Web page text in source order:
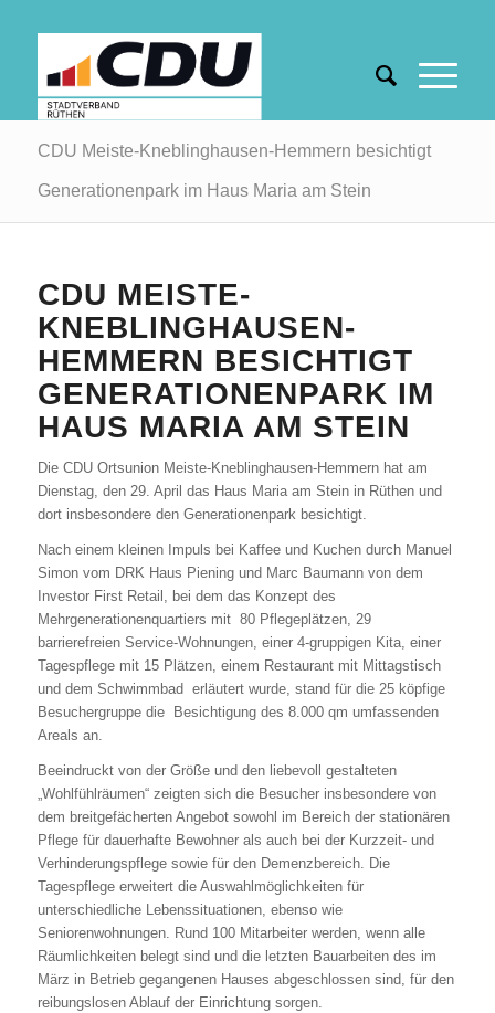
CDU Meiste-Kneblinghausen-Hemmern besichtigt
Generationenpark im Haus Maria am Stein
CDU MEISTE-
KNEBLINGHAUSEN-
HEMMERN BESICHTIGT
GENERATIONENPARK IM
HAUS MARIA AM STEIN
Die CDU Ortsunion Meiste-Kneblinghausen-Hemmern hat am
Dienstag, den 29. April das Haus Maria am Stein in Rüthen und
dort insbesondere den Generationenpark besichtigt.
Nach einem kleinen Impuls bei Kaffee und Kuchen durch Manuel
Simon vom DRK Haus Piening und Marc Baumann von dem
Investor First Retail, bei dem das Konzept des
Mehrgenerationenquartiers mit 80 Pflegeplätzen, 29
barrierefreien Service-Wohnungen, einer 4-gruppigen Kita, einer
Tagespflege mit 15 Plätzen, einem Restaurant mit Mittagstisch
und dem Schwimmbad erläutert wurde, stand für die 25 köpfige
Besuchergruppe die Besichtigung des 8.000 qm umfassenden
Areals an.
Beeindruckt von der Größe und den liebevoll gestalteten
„Wohlfühlräumen“ zeigten sich die Besucher insbesondere von
dem breitgefächerten Angebot sowohl im Bereich der stationären
Pflege für dauerhafte Bewohner als auch bei der Kurzzeit- und
Verhinderungspflege sowie für den Demenzbereich. Die
Tagespflege erweitert die Auswahlmöglichkeiten für
unterschiedliche Lebenssituationen, ebenso wie
Seniorenwohnungen. Rund 100 Mitarbeiter werden, wenn alle
Räumlichkeiten belegt sind und die letzten Bauarbeiten des im
März in Betrieb gegangenen Hauses abgeschlossen sind, für den
reibungslosen Ablauf der Einrichtung sorgen.